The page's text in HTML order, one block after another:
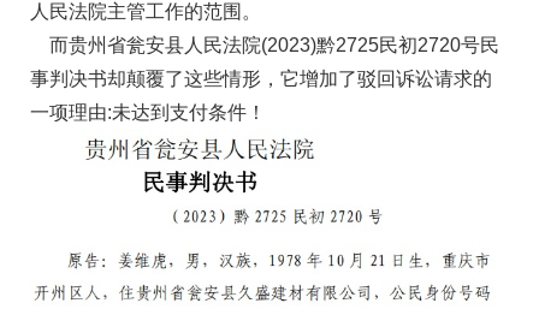
人民法院主管工作的范围。
而贵州省瓮安县人民法院(2023)黔2725民初2720号民
事判决书却颠覆了这些情形，它增加了驳回诉讼请求的
一项理由:未达到支付条件！